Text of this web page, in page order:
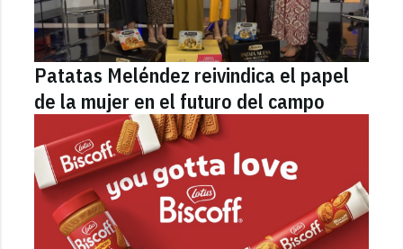
Patatas Meléndez reivindica el papel
de la mujer en el futuro del campo